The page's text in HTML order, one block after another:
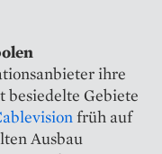
ihre
Gebiete
früh auf
Ausbau